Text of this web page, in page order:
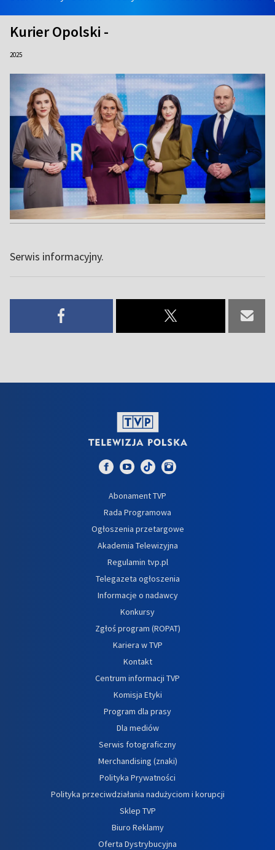
Kurier Opolski -
2025
Serwis informacyjny.
Abonament TVP
Rada Programowa
Ogłoszenia przetargowe
Akademia Telewizyjna
Regulamin tvp.pl
Telegazeta ogłoszenia
Informacje o nadawcy
Konkursy
Zgłoś program (ROPAT)
Kariera w TVP
Kontakt
Centrum informacji TVP
Komisja Etyki
Program dla prasy
Dla mediów
Serwis fotograficzny
Merchandising (znaki)
Polityka Prywatności
Polityka przeciwdziałania nadużyciom i korupcji
Sklep TVP
Biuro Reklamy
Oferta Dystrybucyjna